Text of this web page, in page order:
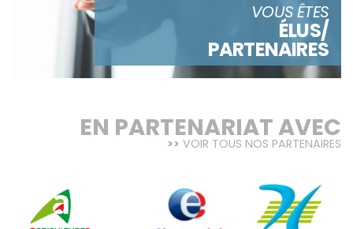
VOUS ÊTES
ÉLUS/
PARTENAIRES
EN PARTENARIAT AVEC
VOIR TOUS NOS PARTENAIRES